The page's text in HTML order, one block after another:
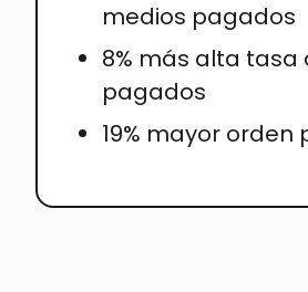
medios pagados
8% más alta tasa
pagados
19% mayor